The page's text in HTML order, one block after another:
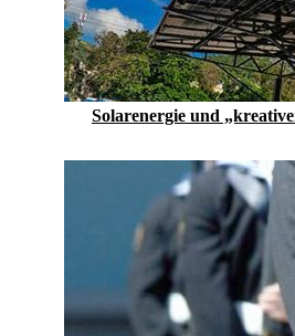
Solarenergie und